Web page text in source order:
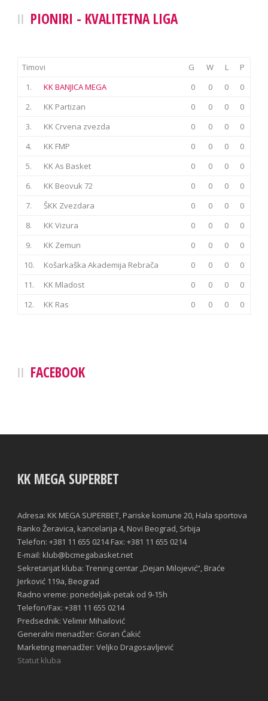
PIONIRI - KVALITETNA LIGA
Timovi G W L
P
1.
KK BANJICA MEGA 0 0 0
0
2.
KK Partizan 0 0 0
0
3.
KK Crvena zvezda 0 0 0
0
4.
KK FMP 0 0 0
0
5.
KK As Basket 0 0 0
0
6.
KK Beovuk 72 0 0 0
0
7.
ŠKK Zvezdara 0 0 0
0
8.
KK Vizura 0 0 0
0
9.
KK Zemun 0 0 0
0
10.
Košarkaška Akademija Rebrača 0 0 0
0
11.
KK Mladost 0 0 0
0
12.
KK Ras 0 0 0 0
FACEBOOK
KK MEGA SUPERBET
Adresa: KK MEGA SUPERBET, Pariske komune 20, Hala sportova
Ranko Žeravica, kancelarija 4, Novi Beograd, Srbija
Telefon: +381 11 655 0214 Fax: +381 11 655 0214
E-mail: klub@bcmegabasket.net
Sekretarijat kluba: Trening centar „Dejan Milojević“, Braće
Jerković 119a, Beograd
Radno vreme: ponedeljak-petak od 9-15h
Telefon/Fax: +381 11 655 0214
Predsednik: Velimir Mihailović
Generalni menadžer: Goran Ćakić
Marketing menadžer: Veljko Dragosavljević
Statut kluba